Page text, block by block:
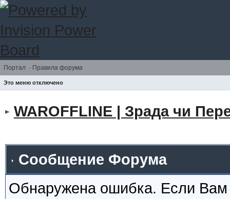
Портал · Правила форума
Это меню отключено
WAROFFLINE | Зрада чи
Сообщение Форума
Обнаружена ошибка. Если